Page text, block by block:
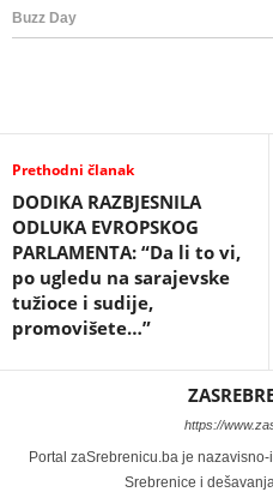
Prethodni članak
DODIKA RAZBJESNILA
ODLUKA EVROPSKOG
PARLAMENTA: “Da li to vi,
po ugledu na sarajevske
tužioce i sudije,
promovišete…”
https://
Portal zaSrebrenicu.ba je
Srebrenice i